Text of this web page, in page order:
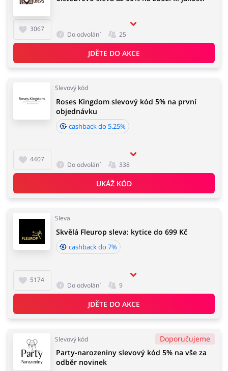
3067
Do odvolání 25
JDĚTE DO AKCE
Slevový kód
4407
Roses Kingdom slevový kód 5% na první
objednávku
cashback do 5.25%
Do odvolání 338
UKÁŽ KÓD
Sleva
5174
Skvělá Fleurop sleva: kytice do 699 Kč
cashback do 7%
Do odvolání 9
JDĚTE DO AKCE
Slevový kód Doporučujeme
Party-narozeniny slevový kód 5% na vše za
odběr novinek